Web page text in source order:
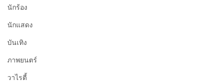
นักร้อง
นักแสดง
บันเทิง
ภาพยนตร์
วาไรตี้